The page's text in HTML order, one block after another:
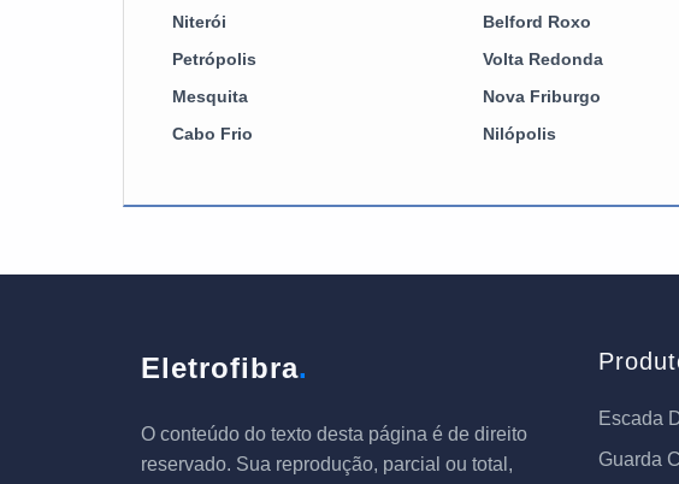
Niterói Belford Roxo
Petrópolis Volta Redonda
Mesquita Nova Friburgo
Cabo Frio Nilópolis
Eletrofibra.
O conteúdo do texto desta página é de direito
reservado. Sua reprodução, parcial ou total,
Escada
Guarda